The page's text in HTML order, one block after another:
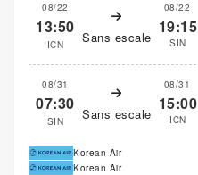
08/22
13:50
ICN Sans escale
08/22
19:15
SIN
08/31
07:30
SIN Sans escale
08/31
15:00
ICN
Korean Air
Korean Air